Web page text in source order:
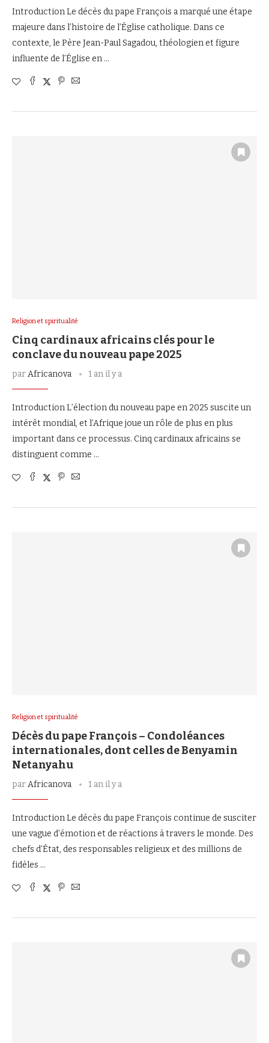
Introduction Le décès du pape François a marqué une étape
majeure dans l’histoire de l’Église catholique. Dans ce
contexte, le Père Jean-Paul Sagadou, théologien et figure
influente de l’Église en …
Religion et spiritualité
Cinq cardinaux africains clés pour le
conclave du nouveau pape 2025
parAfricanova 1 an il y a
Introduction L’élection du nouveau pape en 2025 suscite un
intérêt mondial, et l’Afrique joue un rôle de plus en plus
important dans ce processus. Cinq cardinaux africains se
distinguent comme …
Religion et spiritualité
Décès du pape François – Condoléances
internationales, dont celles de Benyamin
Netanyahu
parAfricanova 1 an il y a
Introduction Le décès du pape François continue de susciter
une vague d’émotion et de réactions à travers le monde. Des
chefs d’État, des responsables religieux et des millions de
fidèles …